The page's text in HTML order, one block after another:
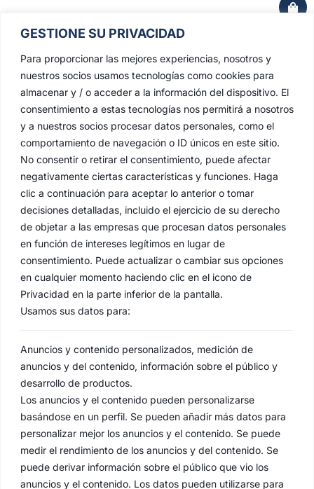
GESTIONE SU PRIVACIDAD
Para proporcionar las mejores experiencias, nosotros y
nuestros socios usamos tecnologías como cookies para
almacenar y / o acceder a la información del dispositivo. El
consentimiento a estas tecnologías nos permitirá a nosotros
y a nuestros socios procesar datos personales, como el
comportamiento de navegación o ID únicos en este sitio.
No consentir o retirar el consentimiento, puede afectar
negativamente ciertas características y funciones. Haga
clic a continuación para aceptar lo anterior o tomar
decisiones detalladas, incluido el ejercicio de su derecho
de objetar a las empresas que procesan datos personales
en función de intereses legítimos en lugar de
consentimiento. Puede actualizar o cambiar sus opciones
en cualquier momento haciendo clic en el icono de
Privacidad en la parte inferior de la pantalla.
Usamos sus datos para:
Anuncios y contenido personalizados, medición de
anuncios y del contenido, información sobre el público y
desarrollo de productos.
Los anuncios y el contenido pueden personalizarse
basándose en un perfil. Se pueden añadir más datos para
personalizar mejor los anuncios y el contenido. Se puede
medir el rendimiento de los anuncios y del contenido. Se
puede derivar información sobre el público que vio los
anuncios y el contenido. Los datos pueden utilizarse para